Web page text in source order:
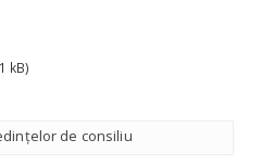
kB)
de consiliu